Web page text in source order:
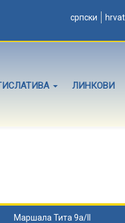
српски
ЛИНКОВИ
Маршала Тита 9а/II